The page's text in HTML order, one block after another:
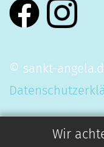
Wir
© sankt-